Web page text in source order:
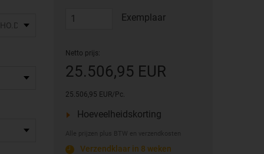
Exemplaar
Netto prijs:
25.506,95 EUR
25.506,95 EUR/Pc.
Hoeveelheidskorting
Alle prijzen plus BTW en verzendkosten
Verzendklaar in 8 weken